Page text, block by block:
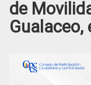
Social
de
Gualaceo,